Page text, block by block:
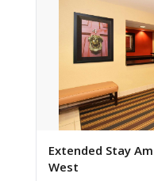
Extended Stay
West